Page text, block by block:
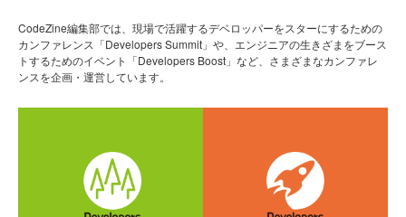
CodeZine編集部では、現場で活躍するデベロッパーをスターにするための
カンファレンス「Developers Summit」や、エンジニアの生きざまをブース
トするためのイベント「Developers Boost」など、さまざまなカンファレ
ンスを企画・運営しています。